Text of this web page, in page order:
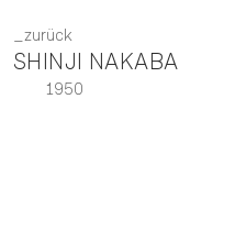
zurück
SHINJI NAKABA
1950